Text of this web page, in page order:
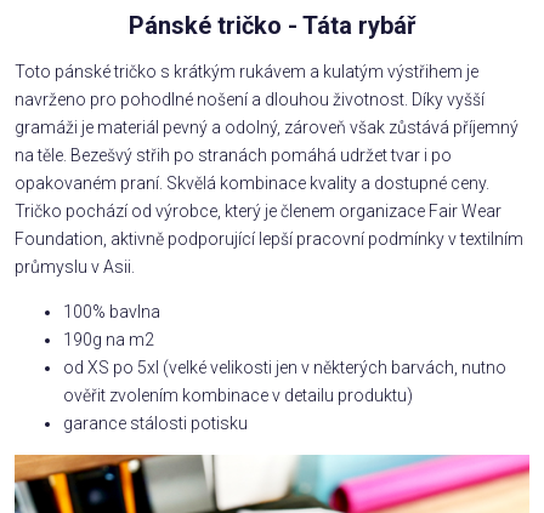
Pánské tričko - Táta rybář
Toto pánské tričko s krátkým rukávem a kulatým výstřihem je
navrženo pro pohodlné nošení a dlouhou životnost. Díky vyšší
gramáži je materiál pevný a odolný, zároveň však zůstává příjemný
na těle. Bezešvý střih po stranách pomáhá udržet tvar i po
opakovaném praní. Skvělá kombinace kvality a dostupné ceny.
Tričko pochází od výrobce, který je členem organizace Fair Wear
Foundation, aktivně podporující lepší pracovní podmínky v textilním
průmyslu v Asii.
100% bavlna
190g na m2
od XS po 5xl (velké velikosti jen v některých barvách, nutno
ověřit zvolením kombinace v detailu produktu)
garance stálosti potisku